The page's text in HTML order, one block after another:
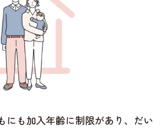
にも加入年齢に制限があり、だい